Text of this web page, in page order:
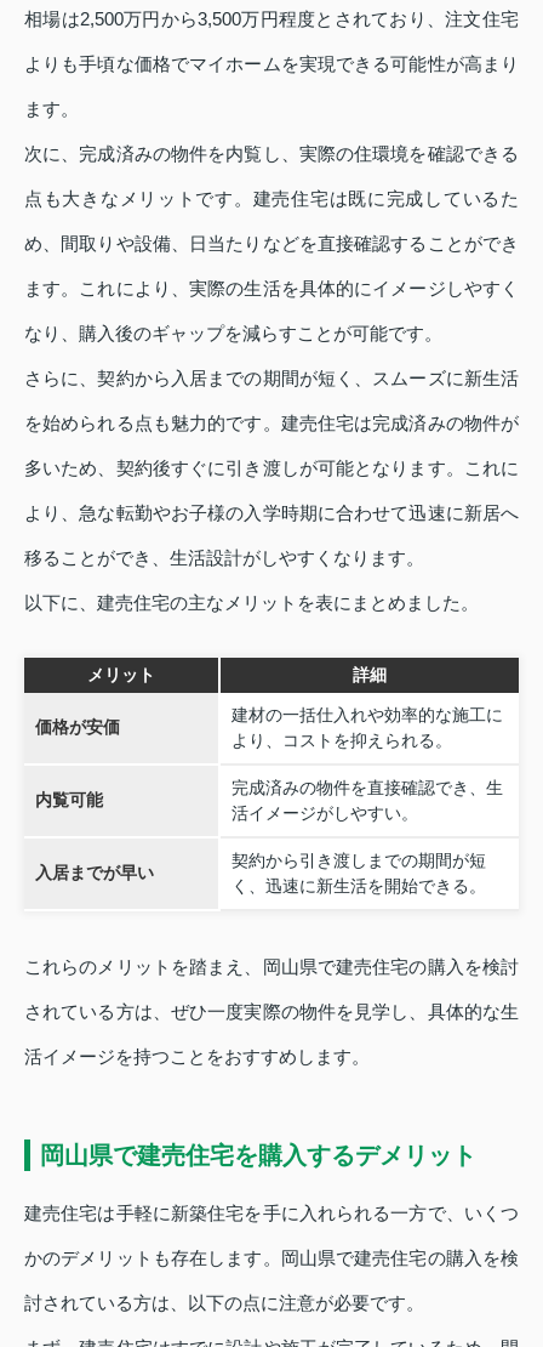
相場は2,500万円から3,500万円程度とされており、注文住宅
よりも手頃な価格でマイホームを実現できる可能性が高まり
ます。
次に、完成済みの物件を内覧し、実際の住環境を確認できる
点も大きなメリットです。建売住宅は既に完成しているた
め、間取りや設備、日当たりなどを直接確認することができ
ます。これにより、実際の生活を具体的にイメージしやすく
なり、購入後のギャップを減らすことが可能です。
さらに、契約から入居までの期間が短く、スムーズに新生活
を始められる点も魅力的です。建売住宅は完成済みの物件が
多いため、契約後すぐに引き渡しが可能となります。これに
より、急な転勤やお子様の入学時期に合わせて迅速に新居へ
移ることができ、生活設計がしやすくなります。
以下に、建売住宅の主なメリットを表にまとめました。
メリット 詳細
価格が安価
建材の一括仕入れや効率的な施工に
より、コストを抑えられる。
内覧可能
完成済みの物件を直接確認でき、生
活イメージがしやすい。
入居までが早い
契約から引き渡しまでの期間が短
く、迅速に新生活を開始できる。
これらのメリットを踏まえ、岡山県で建売住宅の購入を検討
されている方は、ぜひ一度実際の物件を見学し、具体的な生
活イメージを持つことをおすすめします。
岡山県で建売住宅を購入するデメリット
建売住宅は手軽に新築住宅を手に入れられる一方で、いくつ
かのデメリットも存在します。岡山県で建売住宅の購入を検
討されている方は、以下の点に注意が必要です。